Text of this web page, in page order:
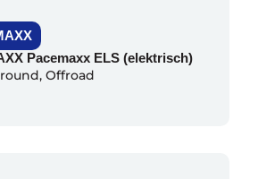
Pacemaxx ELS (elektrisch)
, Offroad